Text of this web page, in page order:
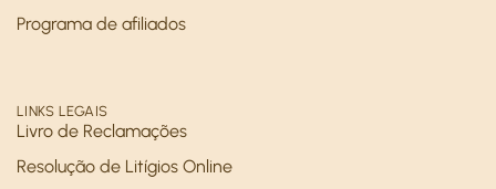
Programa de afiliados
LINKS LEGAIS
Livro de Reclamações
Resolução de Litígios Online